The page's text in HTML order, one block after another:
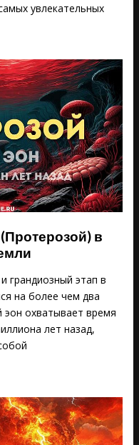
увлекательных
в
грандиозный этап в
на более чем два
эон охватывает время
лет назад,